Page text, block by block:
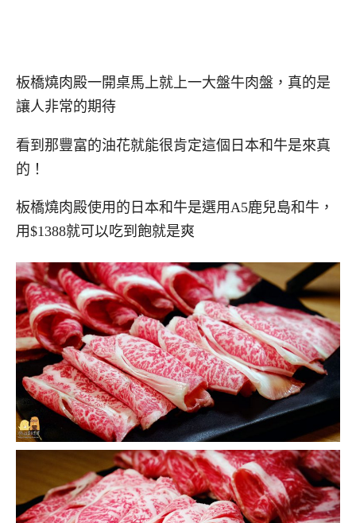
板橋燒肉殿一開桌馬上就上一大盤牛肉盤，真的是
讓人非常的期待
看到那豐富的油花就能很肯定這個日本和牛是來真
的！
板橋燒肉殿使用的日本和牛是選用A5鹿兒島和牛，
用$1388就可以吃到飽就是爽